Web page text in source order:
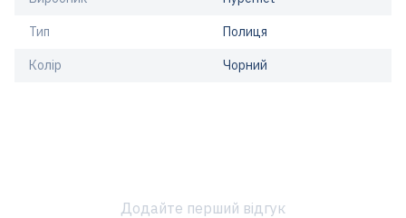
Тип Полиця
Колір Чорний
Додайте перший відгук